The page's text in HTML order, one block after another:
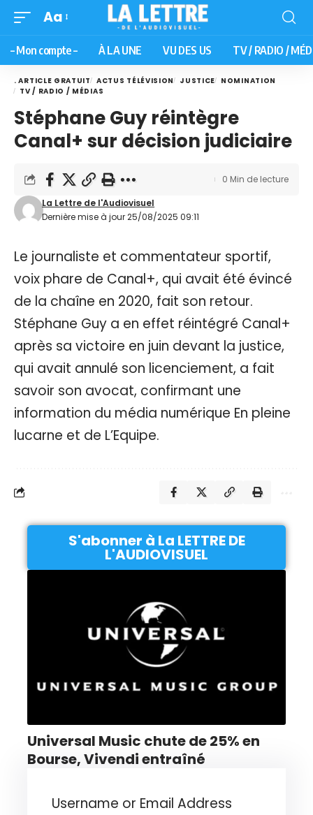
Aa
– Mon compte – À LA UNE VU DES US TV / RADIO /
. ARTICLE GRATUIT ACTUS TÉLÉVISION JUSTICE NOMINATION
TV / RADIO / MÉDIAS
Stéphane Guy réintègre
Canal+ sur décision judiciaire
Dernière mise à jour 25/08/2025 09:11
La Lettre de l'Audiovisuel
0 Min de lecture
Le journaliste et commentateur sportif,
voix phare de Canal+, qui avait été évincé
de la chaîne en 2020, fait son retour.
Stéphane Guy a en effet réintégré Canal+
après sa victoire en juin devant la justice,
qui avait annulé son licenciement, a fait
savoir son avocat, confirmant une
information du média numérique En pleine
lucarne et de L’Equipe.
S'abonner à La LETTRE DE
L'AUDIOVISUEL
Universal Music chute de 25% en
Bourse, Vivendi entraîné
Username or Email Address